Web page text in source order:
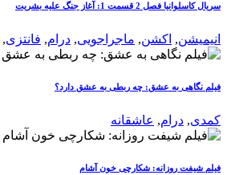
سریال کاسلوانیا فصل 2 قسمت 1: آغاز جنگ علیه بشریت
انیمیشن, اکشن, ماجراجویی, درام, فانتزی,
فیلم نگاهی به عشق: چه ربطی به عشق دارد؟
کمدی, درام, عاشقانه
فیلم شیفت روزانه: شکارچی خون آشام